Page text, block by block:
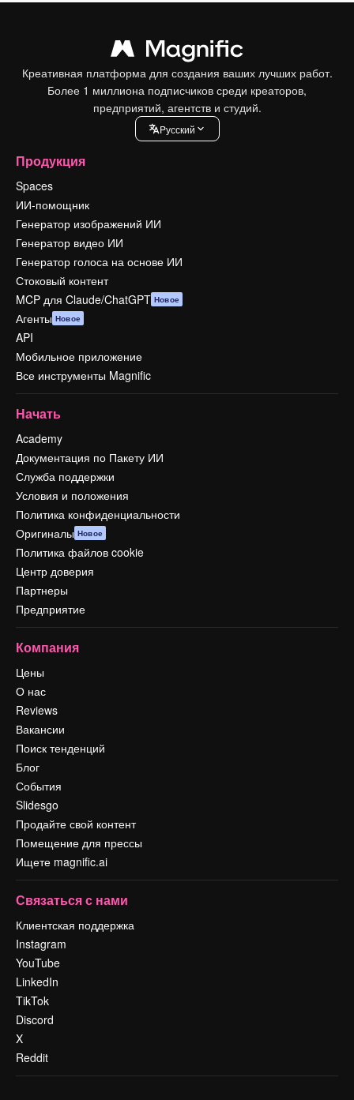
Креативная платформа для создания ваших лучших работ.
Более 1 миллиона подписчиков среди креаторов,
предприятий, агентств и студий.
Pусский
Продукция
Spaces
ИИ-помощник
Генератор изображений ИИ
Генератор видео ИИ
Генератор голоса на основе ИИ
Стоковый контент
MCP для Claude/ChatGPT Новое
Агенты Новое
API
Мобильное приложение
Все инструменты Magnific
Начать
Academy
Документация по Пакету ИИ
Служба поддержки
Условия и положения
Политика конфиденциальности
Оригиналы Новое
Политика файлов cookie
Центр доверия
Партнеры
Предприятие
Компания
Цены
О нас
Reviews
Вакансии
Поиск тенденций
Блог
События
Slidesgo
Продайте свой контент
Помещение для прессы
Ищете magnific.ai
Связаться с нами
Клиентская поддержка
Instagram
YouTube
LinkedIn
TikTok
Discord
X
Reddit